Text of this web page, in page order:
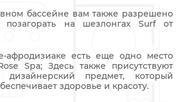
бассейне вам также разрешено
позагорать на шезлонгах Surf от
афродизиаке есть еще одно место
Spa; Здесь также присутствуют
дизайнерский предмет, который
здоровье и красоту.